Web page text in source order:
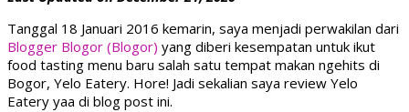
Tanggal 18 Januari 2016 kemarin, saya menjadi perwakilan dari
Blogger Blogor (Blogor) yang diberi kesempatan untuk ikut
food tasting menu baru salah satu tempat makan ngehits di
Bogor, Yelo Eatery. Hore! Jadi sekalian saya review Yelo
Eatery yaa di blog post ini.